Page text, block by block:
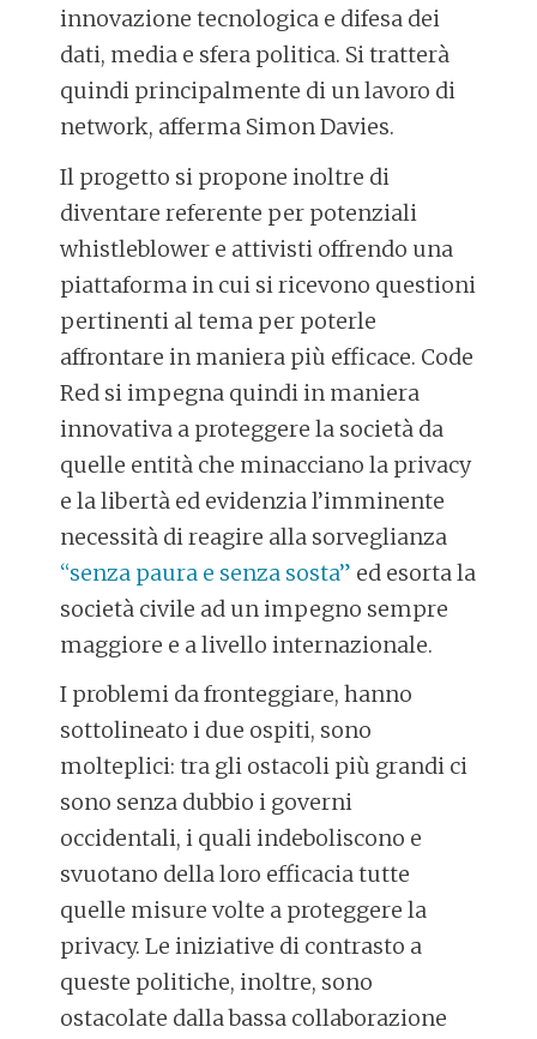
innovazione tecnologica e difesa dei
dati, media e sfera politica. Si tratterà
quindi principalmente di un lavoro di
network, afferma Simon Davies.
Il progetto si propone inoltre di
diventare referente per potenziali
whistleblower e attivisti offrendo una
piattaforma in cui si ricevono questioni
pertinenti al tema per poterle
affrontare in maniera più efficace. Code
Red si impegna quindi in maniera
innovativa a proteggere la società da
quelle entità che minacciano la privacy
e la libertà ed evidenzia l’imminente
necessità di reagire alla sorveglianza
“senza paura e senza sosta” ed esorta la
società civile ad un impegno sempre
maggiore e a livello internazionale.
I problemi da fronteggiare, hanno
sottolineato i due ospiti, sono
molteplici: tra gli ostacoli più grandi ci
sono senza dubbio i governi
occidentali, i quali indeboliscono e
svuotano della loro efficacia tutte
quelle misure volte a proteggere la
privacy. Le iniziative di contrasto a
queste politiche, inoltre, sono
ostacolate dalla bassa collaborazione